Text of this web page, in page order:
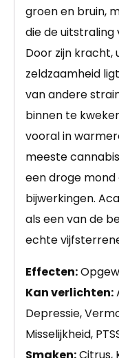
groen en bruin,
die de uitstraling
Door zijn kracht,
zeldzaamheid
van andere
binnen te
vooral in
meeste
een droge
bijwerkingen.
als een van de
echte
Effecten:
Kan verlichten:
Depressie,
Misselijkheid,